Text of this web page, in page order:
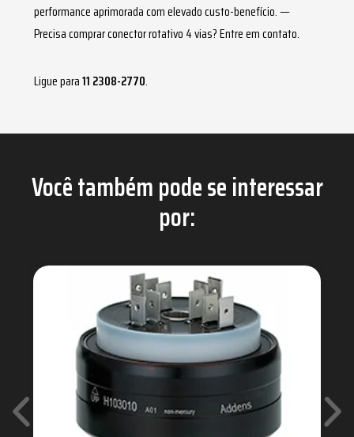
performance aprimorada com elevado custo-benefício. —
Precisa comprarconector rotativo 4 vias? Entre em contato.
Ligue para11 2308-2770.
Você também pode se interessar
por: